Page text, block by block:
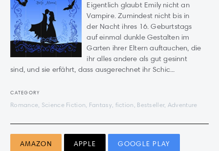
Eigentlich glaubt Emily nicht an
Vampire. Zumindest nicht bis in
der Nacht ihres 16. Geburtstags
auf einmal dunkle Gestalten im
Garten ihrer Eltern auftauchen, die
ihr alles andere als gut gesinnt
sind, und sie erfährt, dass ausgerechnet ihr Schic...
CATEGORY
Romance, Science Fiction, Fantasy, fiction, Bestseller, Adventure
AMAZON APPLE GOOGLE PLAY